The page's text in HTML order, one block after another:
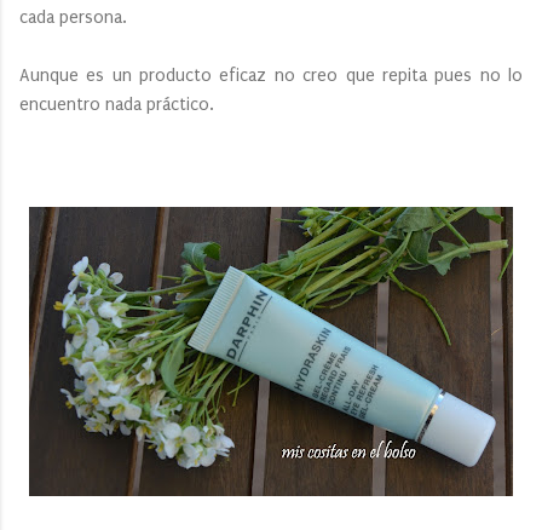
cada persona.
Aunque es un producto eficaz no creo que repita pues no lo
encuentro nada práctico.